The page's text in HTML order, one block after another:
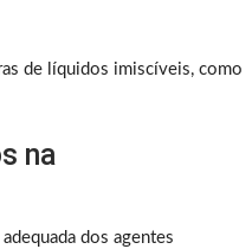
de líquidos imiscíveis, como
na
dos agentes